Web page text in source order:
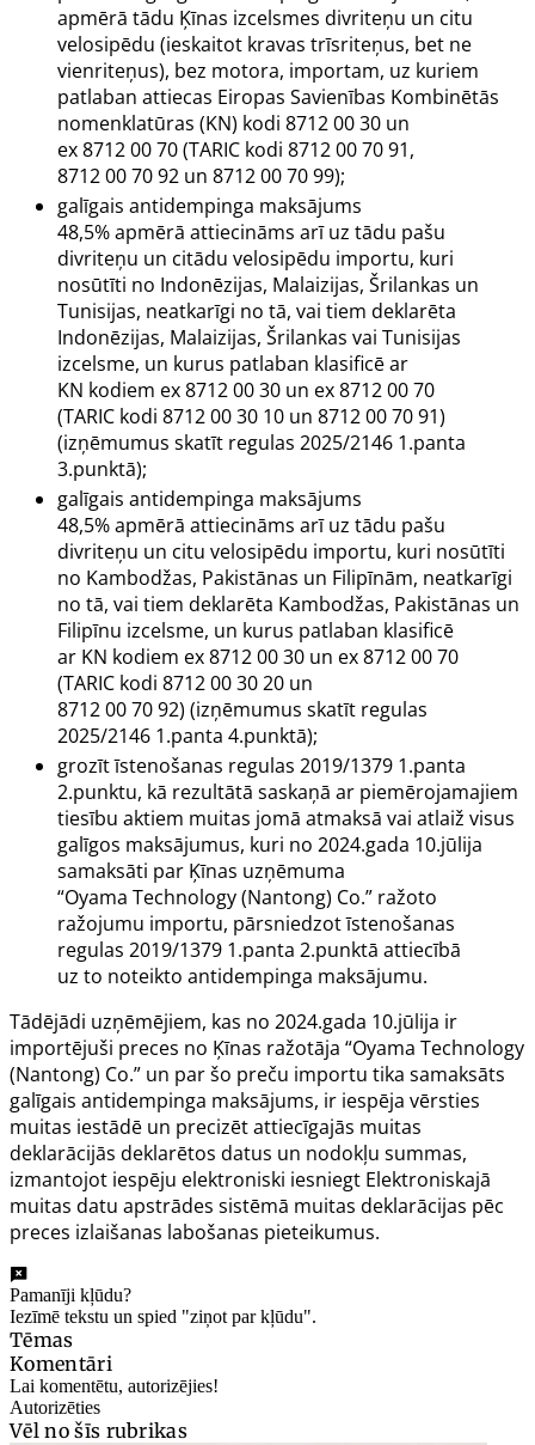
apmērā tādu Ķīnas izcelsmes divriteņu un citu
velosipēdu (ieskaitot kravas trīsriteņus, bet ne
vienriteņus), bez motora, importam, uz kuriem
patlaban attiecas Eiropas Savienības Kombinētās
nomenklatūras (KN) kodi 8712 00 30 un
ex 8712 00 70 (TARIC kodi 8712 00 70 91,
8712 00 70 92 un 8712 00 70 99);
galīgais antidempinga maksājums
48,5% apmērā attiecināms arī uz tādu pašu
divriteņu un citādu velosipēdu importu, kuri
nosūtīti no Indonēzijas, Malaizijas, Šrilankas un
Tunisijas, neatkarīgi no tā, vai tiem deklarēta
Indonēzijas, Malaizijas, Šrilankas vai Tunisijas
izcelsme, un kurus patlaban klasificē ar
KN kodiem ex 8712 00 30 un ex 8712 00 70
(TARIC kodi 8712 00 30 10 un 8712 00 70 91)
(izņēmumus skatīt regulas 2025/2146 1.panta
3.punktā);
galīgais antidempinga maksājums
48,5% apmērā attiecināms arī uz tādu pašu
divriteņu un citu velosipēdu importu, kuri nosūtīti
no Kambodžas, Pakistānas un Filipīnām, neatkarīgi
no tā, vai tiem deklarēta Kambodžas, Pakistānas un
Filipīnu izcelsme, un kurus patlaban klasificē
ar KN kodiem ex 8712 00 30 un ex 8712 00 70
(TARIC kodi 8712 00 30 20 un
8712 00 70 92) (izņēmumus skatīt regulas
2025/2146 1.panta 4.punktā);
grozīt īstenošanas regulas 2019/1379 1.panta
2.punktu, kā rezultātā saskaņā ar piemērojamajiem
tiesību aktiem muitas jomā atmaksā vai atlaiž visus
galīgos maksājumus, kuri no 2024.gada 10.jūlija
samaksāti par Ķīnas uzņēmuma
“Oyama Technology (Nantong) Co.” ražoto
ražojumu importu, pārsniedzot īstenošanas
regulas 2019/1379 1.panta 2.punktā attiecībā
uz to noteikto antidempinga maksājumu.
Tādējādi uzņēmējiem, kas no 2024.gada 10.jūlija ir
importējuši preces no Ķīnas ražotāja “Oyama Technology
(Nantong) Co.” un par šo preču importu tika samaksāts
galīgais antidempinga maksājums, ir iespēja vērsties
muitas iestādē un precizēt attiecīgajās muitas
deklarācijās deklarētos datus un nodokļu summas,
izmantojot iespēju elektroniski iesniegt Elektroniskajā
muitas datu apstrādes sistēmā muitas deklarācijas pēc
preces izlaišanas labošanas pieteikumus.
Pamanīji kļūdu?
Iezīmē tekstu un spied "ziņot par kļūdu".
Tēmas
Komentāri
Lai komentētu, autorizējies!
Autorizēties
Vēl no šīs rubrikas